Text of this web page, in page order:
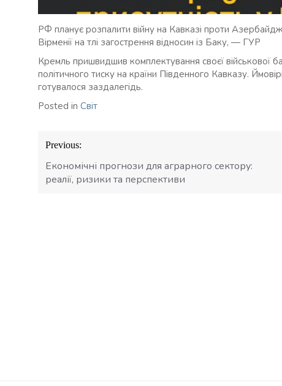
РФ планує розпалити війну на Кавказі проти
Вірменії на тлі загострення відносин із Баку, — ГУР
Кремль пришвидшив комплектування своєї військової
політичного тиску на країни Південного Кавказу.
готувалося заздалегідь.
Posted in Світ
Навігація
записів
Previous:
Економічні прогнози для аграрного сектору:
реалії, ризики та перспективи